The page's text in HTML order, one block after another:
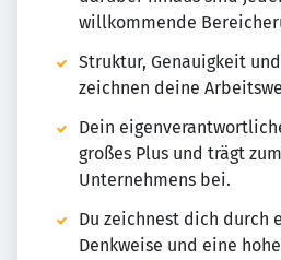
willkommende
Struktur, Genauigkeit
zeichnen deine
Dein
großes Plus und trägt
Unternehmens bei.
Du zeichnest dich durch
Denkweise und eine